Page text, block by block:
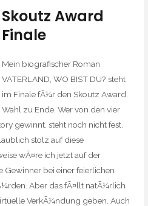
Skoutz Award
Finale
Mein biografischer Roman
VATERLAND, WO BIST DU? steht
im Finale fÃ¼r den Skoutz Award.
zu Ende. Wer von den vier
gewinnt, steht noch nicht fest.
stolz auf diese
wÃ¤re ich jetzt auf der
Gewinner bei einer feierlichen
Aber das fÃ¤llt natÃ¼rlich
VerkÃ¼ndung geben. Auch